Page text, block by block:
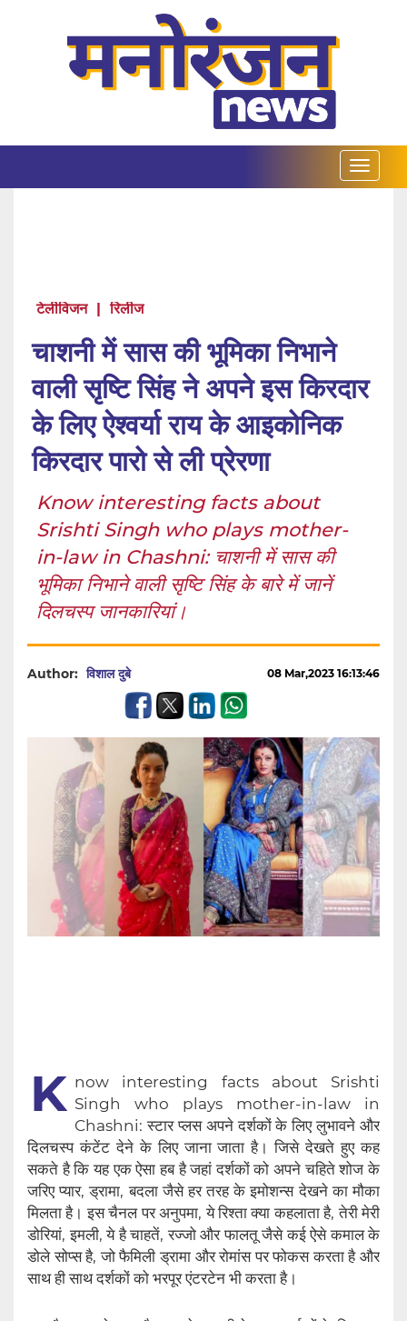
टेलीविजन | रिलीज
चाशनी में सास की भूमिका निभाने
वाली सृष्टि सिंह ने अपने इस किरदार
के लिए ऐश्वर्या राय के आइकोनिक
किरदार पारो से ली प्रेरणा
Know interesting facts about
Srishti Singh who plays mother-
in-law in Chashni: चाशनी में सास की
भूमिका निभाने वाली सृष्टि सिंह के बारे में जानें
दिलचस्प जानकारियां।
Author: विशाल दुबे 08 Mar,2023 16:13:46
K now interesting facts about Srishti
Singh who plays mother-in-law in
Chashni: स्टार प्लस अपने दर्शकों के लिए लुभावने और
दिलचस्प कंटेंट देने के लिए जाना जाता है। जिसे देखते हुए कह
सकते है कि यह एक ऐसा हब है जहां दर्शकों को अपने चहिते शोज के
जरिए प्यार, ड्रामा, बदला जैसे हर तरह के इमोशन्स देखने का मौका
मिलता है। इस चैनल पर अनुपमा, ये रिश्ता क्या कहलाता है, तेरी मेरी
डोरियां, इमली, ये है चाहतें, रज्जो और फालतू जैसे कई ऐसे कमाल के
डोले सोप्स है, जो फैमिली ड्रामा और रोमांस पर फोकस करता है और
साथ ही साथ दर्शकों को भरपूर एंटरटेन भी करता है।